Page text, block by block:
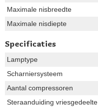
Maximale nisbreedte
Maximale nisdiepte
Specificaties
Lamptype
Scharniersysteem
Aantal compressoren
Steraanduiding vriesgedeelte